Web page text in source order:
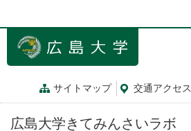
ン
サイトマップ 交通アクセス
広島大学きてみんさいラボ